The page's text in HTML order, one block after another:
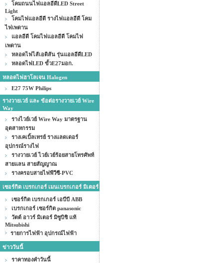
โคมถนนไฟแอลอีดีLED Street
Light
โคมไฟแอลอีดี รางไฟแอลอีดี โคม
ไฟเพดาน
แอลอีดี โคมไฟแอลอีดี โคมไฟ
เพดาน
หลอดไฟไส้เอดิสัน รุ่นแอลอีดีLED
หลอดไฟLED ขั้วE27มอก.
หลอดไฟฮาโลเจน Halogen
E27 75W Philips
รางวายเวย์ และ ข้อต่อรางวายเวย์ Wire
Way
รางไวย์เวย์ Wire Way มาตรฐาน
อุตสาหกรรม
รางเคเบิ้ลเทรย์ รางแลดเดอร์
อุปกรณ์รางไฟ
รางวายเวย์ ไวย์เวย์ร้อยสายโทรศัพท์
สายแลน สายสัญญาณ
รางครอบสายไฟพีวีซี-PVC
เซอร์กิต เบรกเกอร์ เมนเบรกเกอร์ มิเตอร์
เซอร์กิต เบรกเกอร์ เอบีบี ABB
เบรกเกอร์ เซอร์กิต panasonic
วัตต์ อาวร์ มิเตอร์ มิซูบิชิ แท้
Mitsubishi
รายการไฟฟ้า อุปกรณ์ไฟฟ้า
ข่าววันนี้
ราคาทองคำวันนี้